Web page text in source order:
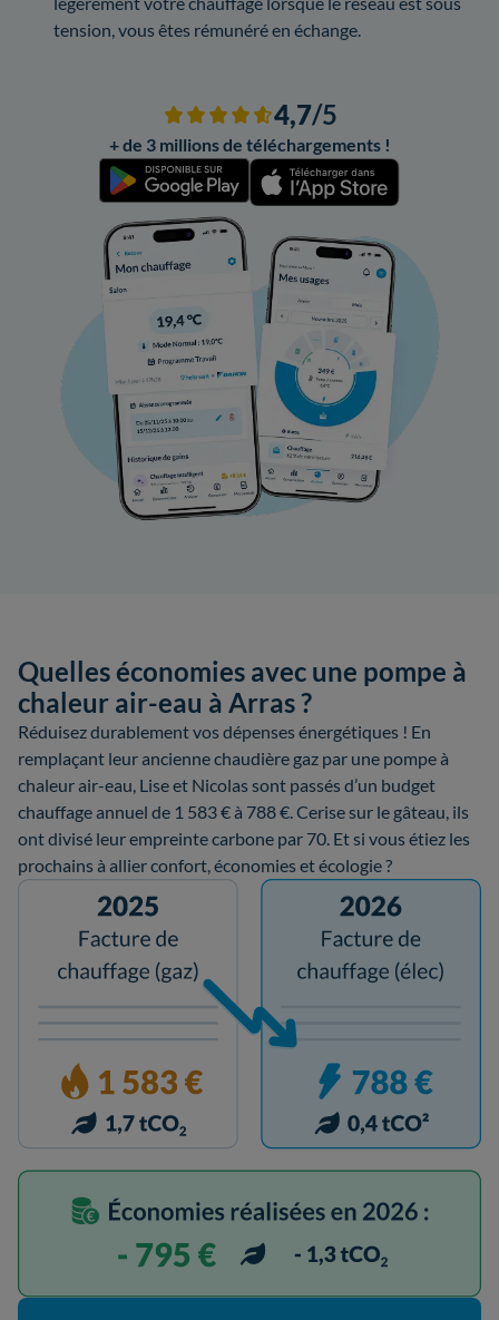
tension, vous êtes rémunéré en échange.
4,7/5
+ de 3 millions de téléchargements !
Quelles économies avec une pompe à
chaleur air-eau à Arras ?
Réduisez durablement vos dépenses énergétiques ! En
remplaçant leur ancienne chaudière gaz par une pompe à
chaleur air-eau, Lise et Nicolas sont passés d’un budget
chauffage annuel de 1 583 € à 788 €. Cerise sur le gâteau, ils
ont divisé leur empreinte carbone par 70. Et si vous étiez les
prochains à allier confort, économies et écologie ?